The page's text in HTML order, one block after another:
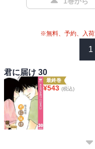
講談社漫画賞
※無料、予約、入荷
1
君に届け 30
最終巻
¥543 (税込)